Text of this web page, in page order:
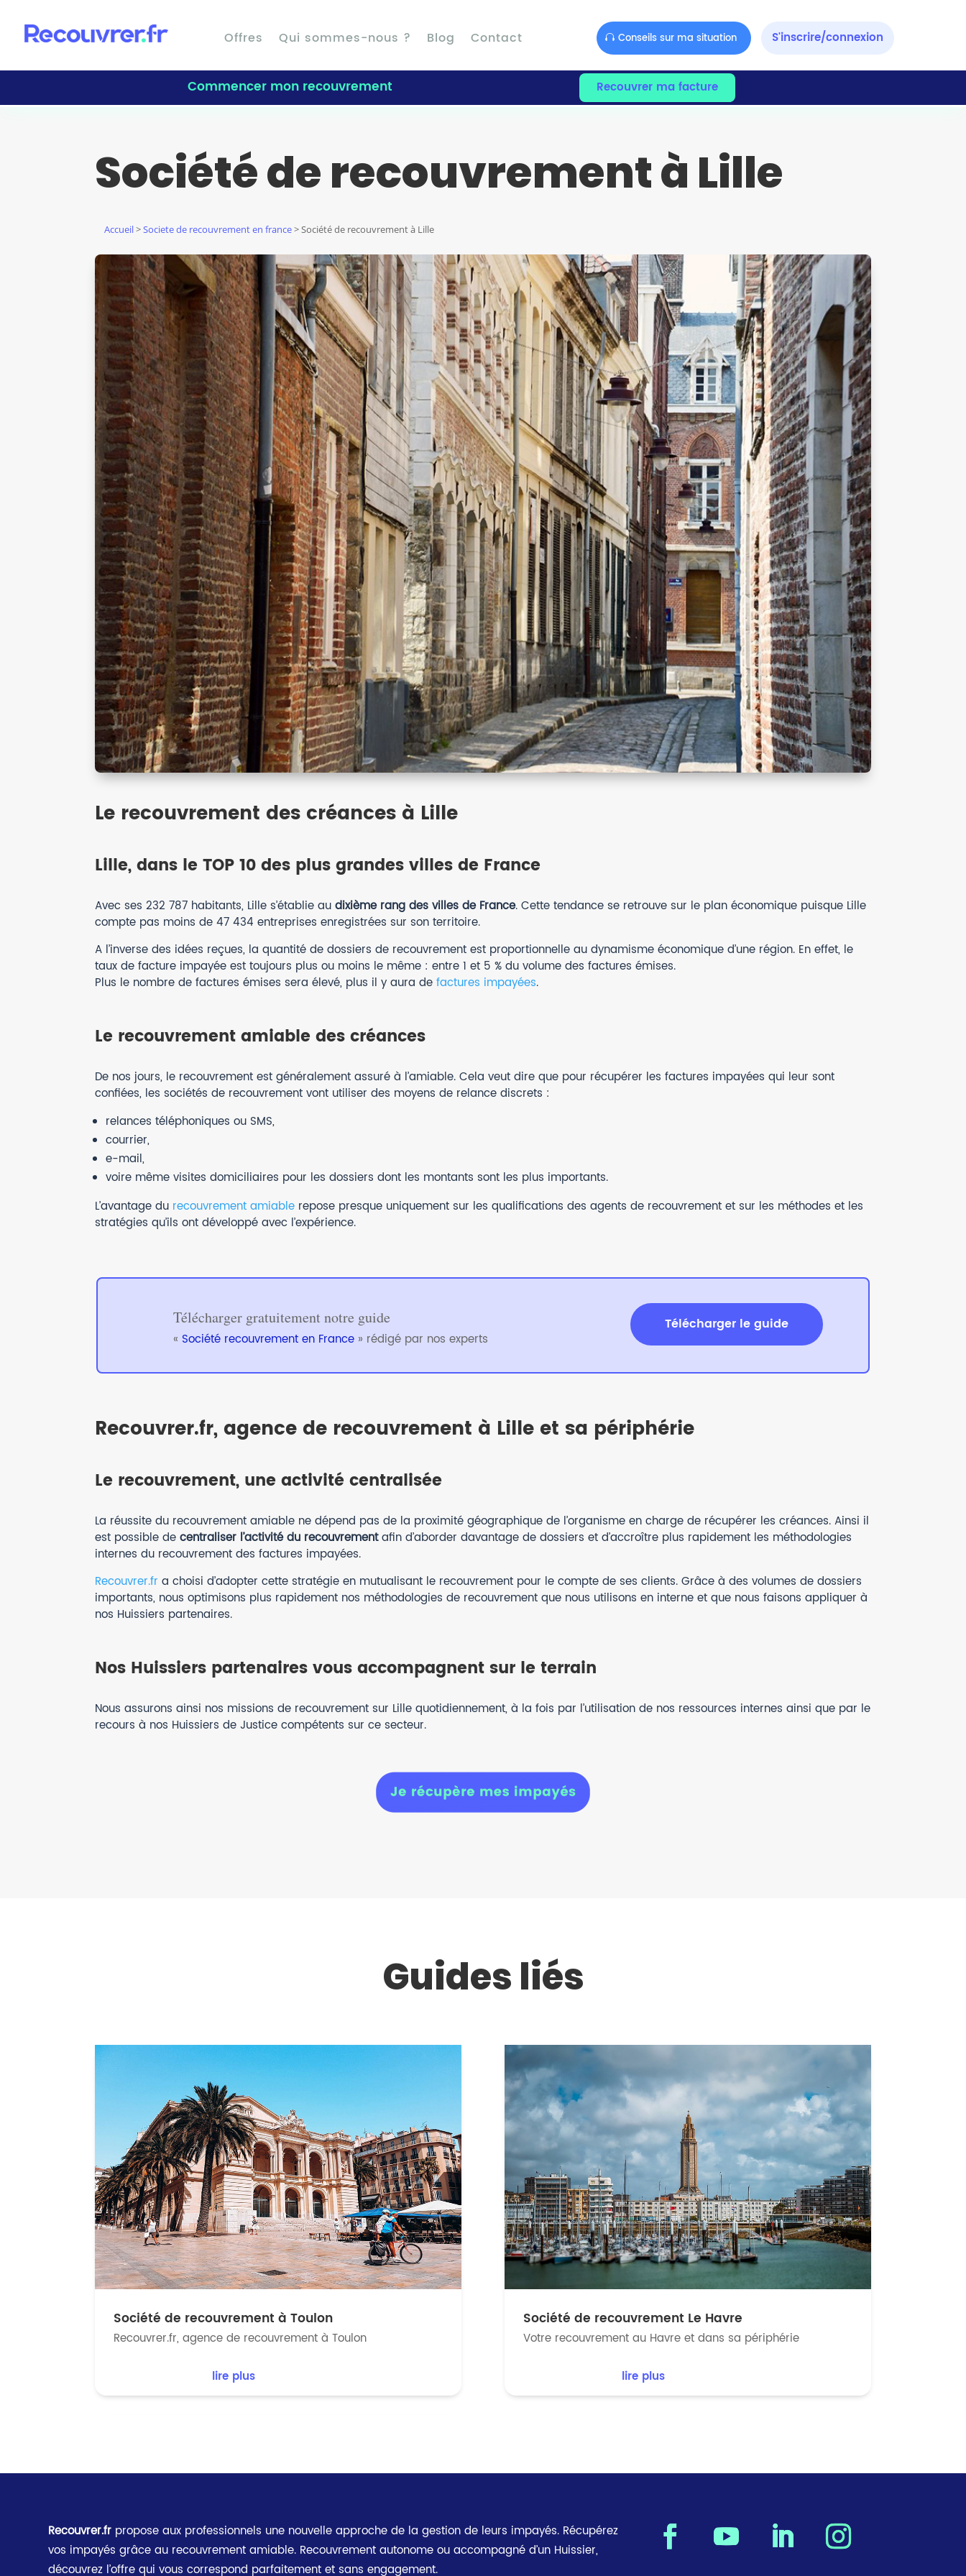
Offres Qui sommes-nous ? Blog Contact Conseils sur ma situation S'inscrire/connexion
Commencer mon recouvrement Recouvrer ma facture
Société de recouvrement à Lille
Accueil>Societe de recouvrement en france> Société de recouvrement à Lille
Le recouvrement des créances à Lille
Lille, dans le TOP 10 des plus grandes villes de France
Avec ses 232 787 habitants, Lille s’établie au dixième rang des villes de France. Cette tendance se retrouve sur le plan économique puisque Lille
compte pas moins de 47 434 entreprises enregistrées sur son territoire.
A l’inverse des idées reçues, la quantité de dossiers de recouvrement est proportionnelle au dynamisme économique d’une région. En effet, le
taux de facture impayée est toujours plus ou moins le même : entre 1 et 5 % du volume des factures émises.
Plus le nombre de factures émises sera élevé, plus il y aura de factures impayées.
Le recouvrement amiable des créances
De nos jours, le recouvrement est généralement assuré à l’amiable. Cela veut dire que pour récupérer les factures impayées qui leur sont
confiées, les sociétés de recouvrement vont utiliser des moyens de relance discrets :
relances téléphoniques ou SMS,
courrier,
e-mail,
voire même visites domiciliaires pour les dossiers dont les montants sont les plus importants.
L’avantage du recouvrement amiable repose presque uniquement sur les qualifications des agents de recouvrement et sur les méthodes et les
stratégies qu’ils ont développé avec l’expérience.
Télécharger gratuitement notre guide
« Société recouvrement en France» rédigé par nos experts
Télécharger le guide
Recouvrer.fr, agence de recouvrement à Lille et sa périphérie
Le recouvrement, une activité centralisée
La réussite du recouvrement amiable ne dépend pas de la proximité géographique de l’organisme en charge de récupérer les créances. Ainsi il
est possible de centraliser l’activité du recouvrementafin d’aborder davantage de dossiers et d’accroître plus rapidement les méthodologies
internes du recouvrement des factures impayées.
Recouvrer.fr a choisi d’adopter cette stratégie en mutualisant le recouvrement pour le compte de ses clients. Grâce à des volumes de dossiers
importants, nous optimisons plus rapidement nos méthodologies de recouvrement que nous utilisons en interne et que nous faisons appliquer à
nos Huissiers partenaires.
Nos Huissiers partenaires vous accompagnent sur le terrain
Nous assurons ainsi nos missions de recouvrement sur Lille quotidiennement, à la fois par l’utilisation de nos ressources internes ainsi que par le
recours à nos Huissiers de Justice compétents sur ce secteur.
Guides liés
Société de recouvrement à Toulon
Recouvrer.fr, agence de recouvrement à Toulon
lire plus
Société de recouvrement Le Havre
Votre recouvrement au Havre et dans sa périphérie
lire plus
Recouvrer.fr propose aux professionnels une nouvelle approche de la gestion de leurs impayés. Récupérez
vos impayés grâce au recouvrement amiable. Recouvrement autonome ou accompagné d’un Huissier,
découvrez l’offre qui vous correspond parfaitement et sans engagement.